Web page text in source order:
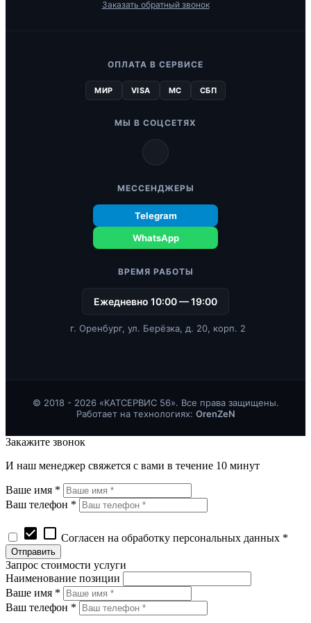
Заказать обратный звонок
ОПЛАТА В СЕРВИСЕ
МИР VISA MC СБП
МЫ В СОЦСЕТЯХ
МЕССЕНДЖЕРЫ
Telegram
WhatsApp
ВРЕМЯ РАБОТЫ
Ежедневно 10:00 — 19:00
г. Оренбург, ул. Берёзка, д. 20, корп. 2
© 2018 - 2026 «КАТСЕРВИС 56». Все права защищены.
Работает на технологиях: OrenZeN
Закажите звонок
И наш менеджер свяжется с вами в течение 10 минут
Ваше имя *
Ваш телефон *
check_box check_box_outline_blank Согласен на обработку персональных данных *
Запрос стоимости услуги
Наименование позиции
Ваше имя *
Ваш телефон *